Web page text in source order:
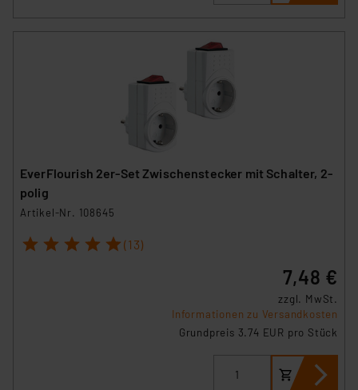
EverFlourish 2er-Set Zwischenstecker mit Schalter, 2-
polig
Artikel-Nr. 108645
1 2 3 4 5 (13)
7,48 €
zzgl. MwSt.
Informationen zu Versandkosten
Grundpreis 3.74 EUR pro Stück